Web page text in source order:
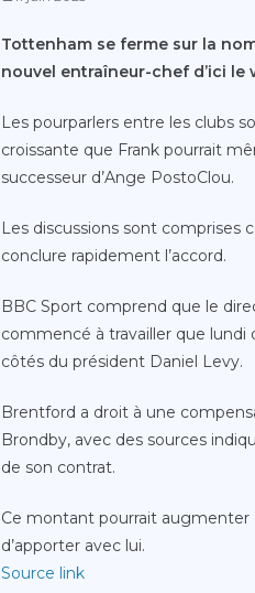
Tottenham se ferme sur la
nouvel entraîneur-chef d’ici le
Les pourparlers entre les clubs
croissante que Frank pourrait
successeur d’Ange PostoClou.
Les discussions sont
conclure rapidement l’accord.
BBC Sport comprend que le
commencé à travailler que lundi
côtés du président Daniel Levy.
Brentford a droit à une
Brondby, avec des sources
de son contrat.
Ce montant pourrait
d’apporter avec lui.
Source link